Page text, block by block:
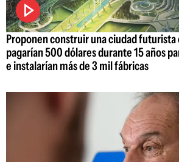
Proponen construir una ciudad futurista
pagarían 500 dólares durante 15 años
e instalarían más de 3 mil fábricas